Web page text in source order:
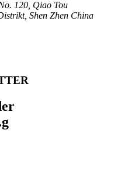
120, Qiao Tou
Shen Zhen China